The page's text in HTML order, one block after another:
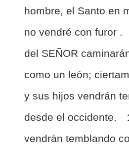
hombre, el Santo en
no vendré con furor .
del SEÑOR
como un león;
y sus hijos vendrán
desde el occidente.
vendrán temblando